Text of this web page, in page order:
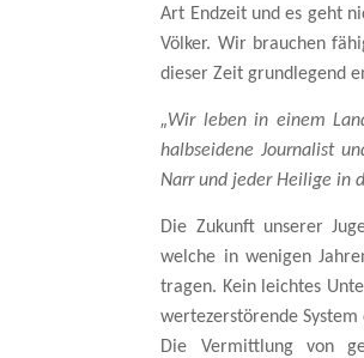
Art Endzeit und es geht
Völker. Wir brauchen
dieser Zeit grundlegend
„Wir leben in einem
halbseidene Journalist
Narr und jeder Heilige in
Die Zukunft unserer
welche in wenigen
tragen. Kein leichtes
wertezerstörende
Die Vermittlung von